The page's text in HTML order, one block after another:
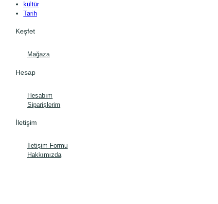
kültür
Tarih
Keşfet
Mağaza
Hesap
Hesabım
Siparişlerim
İletişim
İletişim Formu
Hakkımızda